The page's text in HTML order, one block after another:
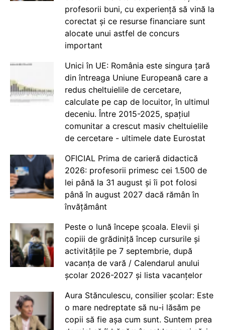
profesorii buni, cu experiență să vină la
corectat și ce resurse financiare sunt
alocate unui astfel de concurs
important
Unici în UE: România este singura țară
din întreaga Uniune Europeană care a
redus cheltuielile de cercetare,
calculate pe cap de locuitor, în ultimul
deceniu. Între 2015-2025, spațiul
comunitar a crescut masiv cheltuielile
de cercetare - ultimele date Eurostat
OFICIAL Prima de carieră didactică
2026: profesorii primesc cei 1.500 de
lei până la 31 august și îi pot folosi
până în august 2027 dacă rămân în
învățământ
Peste o lună începe școala. Elevii și
copiii de grădiniță încep cursurile și
activitățile pe 7 septembrie, după
vacanța de vară / Calendarul anului
școlar 2026-2027 și lista vacanțelor
Aura Stănculescu, consilier școlar: Este
o mare nedreptate să nu-i lăsăm pe
copii să fie așa cum sunt. Suntem prea